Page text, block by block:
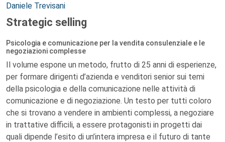
Autori:
Daniele Trevisani
Strategic selling
Psicologia e comunicazione per la vendita consulenziale e le
negoziazioni complesse
Il volume espone un metodo, frutto di 25 anni di esperienze,
per formare dirigenti d’azienda e venditori senior sui temi
della psicologia e della comunicazione nelle attività di
comunicazione e di negoziazione. Un testo per tutti coloro
che si trovano a vendere in ambienti complessi, a negoziare
in trattative difficili, a essere protagonisti in progetti dai
quali dipende l’esito di un’intera impresa e il futuro di tante